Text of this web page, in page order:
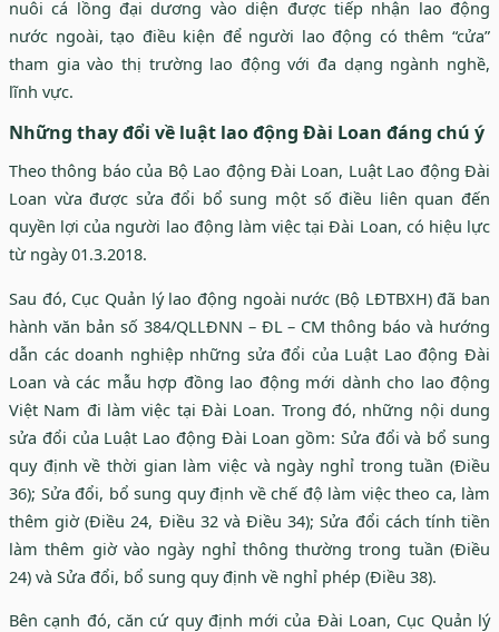
nuôi cá lồng đại dương vào diện được tiếp nhận lao động
nước ngoài, tạo điều kiện để người lao động có thêm “cửa”
tham gia vào thị trường lao động với đa dạng ngành nghề,
lĩnh vực.
Những thay đổi về luật lao động Đài Loan đáng chú ý
Theo thông báo của Bộ Lao động Đài Loan, Luật Lao động Đài
Loan vừa được sửa đổi bổ sung một số điều liên quan đến
quyền lợi của người lao động làm việc tại Đài Loan, có hiệu lực
từ ngày 01.3.2018.
Sau đó, Cục Quản lý lao động ngoài nước (Bộ LĐTBXH) đã ban
hành văn bản số 384/QLLĐNN – ĐL – CM thông báo và hướng
dẫn các doanh nghiệp những sửa đổi của Luật Lao động Đài
Loan và các mẫu hợp đồng lao động mới dành cho lao động
Việt Nam đi làm việc tại Đài Loan. Trong đó, những nội dung
sửa đổi của Luật Lao động Đài Loan gồm: Sửa đổi và bổ sung
quy định về thời gian làm việc và ngày nghỉ trong tuần (Điều
36); Sửa đổi, bổ sung quy định về chế độ làm việc theo ca, làm
thêm giờ (Điều 24, Điều 32 và Điều 34); Sửa đổi cách tính tiền
làm thêm giờ vào ngày nghỉ thông thường trong tuần (Điều
24) và Sửa đổi, bổ sung quy định về nghỉ phép (Điều 38).
Bên cạnh đó, căn cứ quy định mới của Đài Loan, Cục Quản lý